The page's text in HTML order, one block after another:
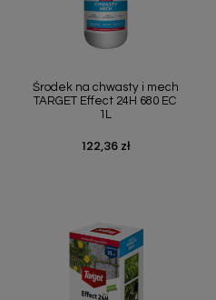
Środek na chwasty i mech
TARGET Effect 24H 680 EC
1L
Cena
122,36 zł